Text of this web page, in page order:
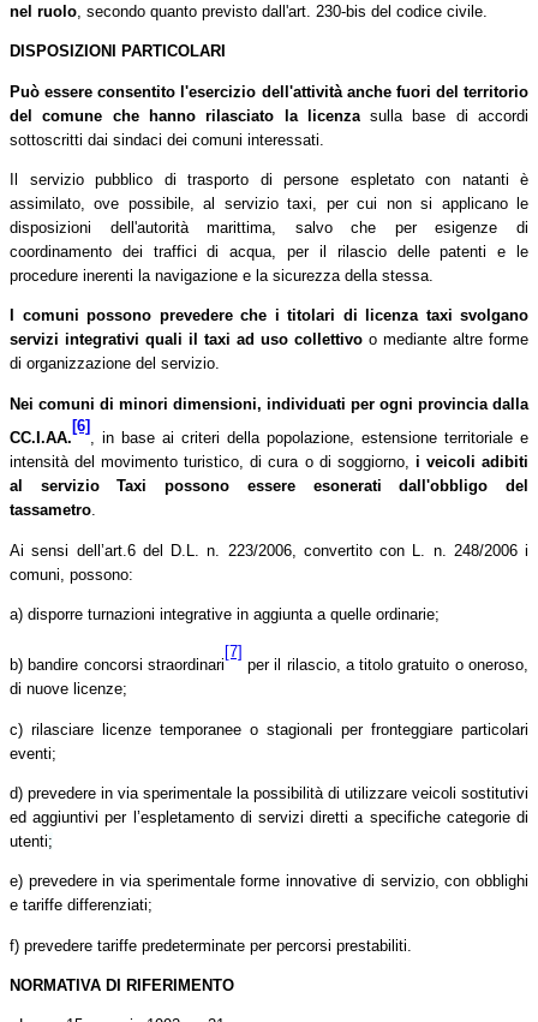
nel ruolo , secondo quanto previsto dall'art. 230-bis del codice civile.
DISPOSIZIONI PARTICOLARI
Può essere consentito l'esercizio dell'attività anche fuori del territorio
del comune che hanno rilasciato la licenzasulla base di accordi
sottoscritti dai sindaci dei comuni interessati.
Il servizio pubblico di trasporto di persone espletato con natanti è
assimilato, ove possibile, al servizio taxi, per cui non si applicano le
disposizioni dell'autorità marittima, salvo che per esigenze di
coordinamento dei traffici di acqua, per il rilascio delle patenti e le
procedure inerenti la navigazione e la sicurezza della stessa.
I comuni possono prevedere che i titolari di licenza taxi svolgano
servizi integrativi quali il taxi ad uso collettivo o mediante altre forme
di organizzazione del servizio.
Nei comuni di minori dimensioni, individuati per ogni provincia dalla
CC.I.AA.
[6]
, in base ai criteri della popolazione, estensione territoriale e
intensità del movimento turistico, di cura o di soggiorno, i veicoli adibiti
al servizio Taxi possono essere esonerati dall'obbligo del
tassametro.
Ai sensi dell’art.6 del D.L. n. 223/2006, convertito con L. n. 248/2006 i
comuni, possono:
a) disporre turnazioni integrative in aggiunta a quelle ordinarie;
b) bandire concorsi straordinari
[7]
per il rilascio, a titolo gratuito o oneroso,
di nuove licenze;
c) rilasciare licenze temporanee o stagionali per fronteggiare particolari
eventi;
d) prevedere in via sperimentale la possibilità di utilizzare veicoli sostitutivi
ed aggiuntivi per l’espletamento di servizi diretti a specifiche categorie di
utenti;
e) prevedere in via sperimentale forme innovative di servizio, con obblighi
e tariffe differenziati;
f) prevedere tariffe predeterminate per percorsi prestabiliti.
NORMATIVA DI RIFERIMENTO